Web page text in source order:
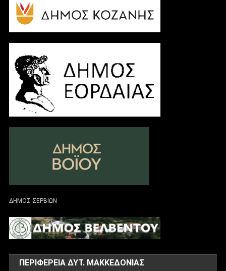
ΔΗΜΟΣ ΣΕΡΒΙΩΝ
ΠΕΡΙΦΕΡΕΙΑ ΔΥΤ. ΜΑΚΚΕΔΟΝΙΑΣ